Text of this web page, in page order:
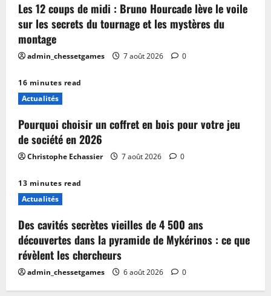
Les 12 coups de midi : Bruno Hourcade lève le voile
sur les secrets du tournage et les mystères du
montage
admin_chessetgames 7 août 2026 0
16 minutes read
Actualités
Pourquoi choisir un coffret en bois pour votre jeu
de société en 2026
Christophe Echassier 7 août 2026 0
13 minutes read
Actualités
Des cavités secrètes vieilles de 4 500 ans
découvertes dans la pyramide de Mykérinos : ce que
révèlent les chercheurs
admin_chessetgames 6 août 2026 0